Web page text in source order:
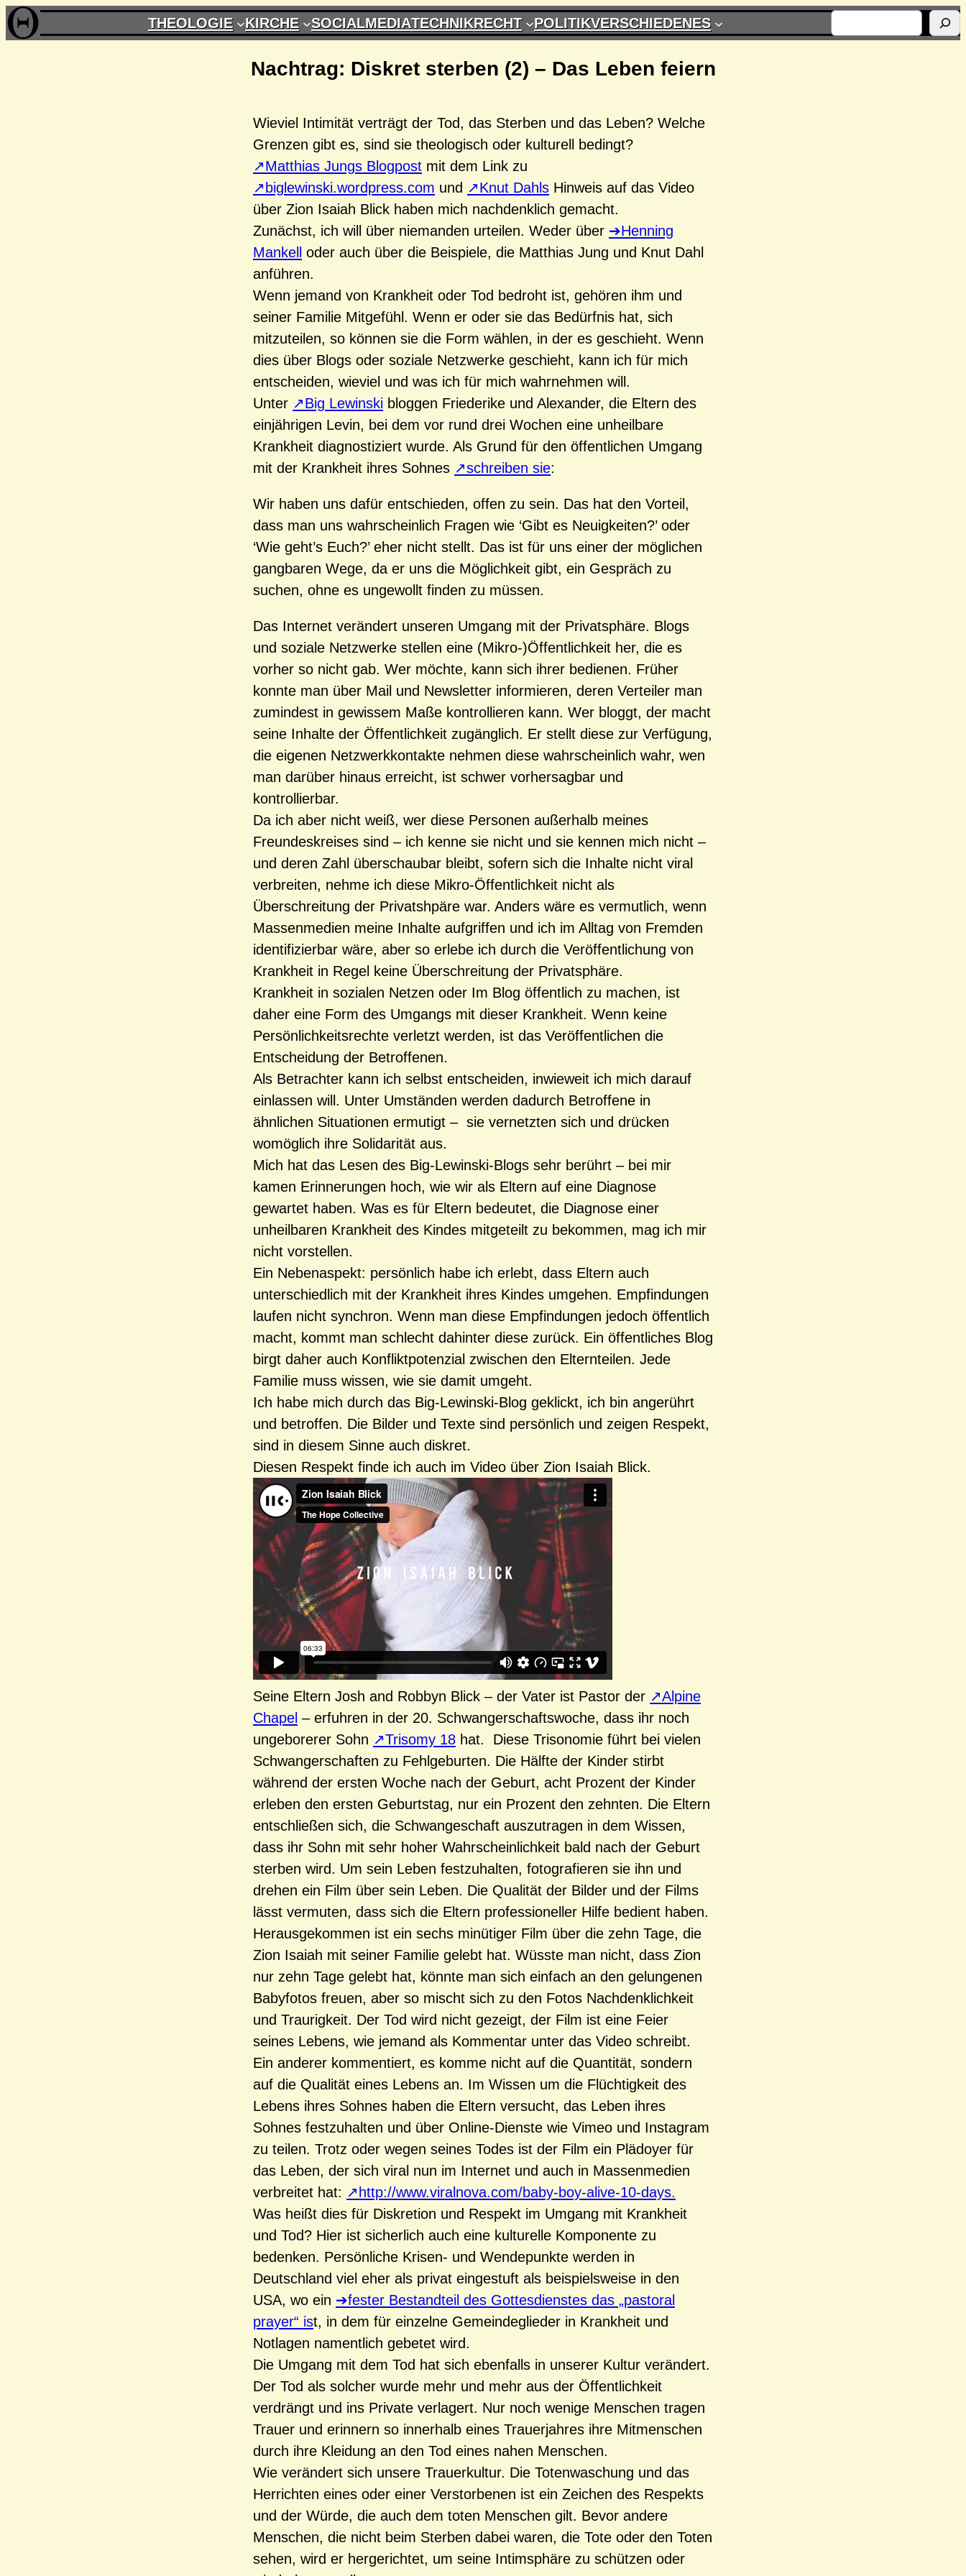
Zum
Inhalt
THEOLOGIE KIRCHE SOCIALMEDIATECHNIKRECHT POLITIKVERSCHIEDENES
Nachtrag: Diskret sterben (2) – Das Leben feiern
Wieviel Intimität verträgt der Tod, das Sterben und das Leben? Welche
Grenzen gibt es, sind sie theologisch oder kulturell bedingt?
Matthias Jungs Blogpost mit dem Link zu
biglewinski.wordpress.com und Knut Dahls Hinweis auf das Video
über Zion Isaiah Blick haben mich nachdenklich gemacht.
Zunächst, ich will über niemanden urteilen. Weder über
Henning
Mankell
oder auch über die Beispiele, die Matthias Jung und Knut Dahl
anführen.
Wenn jemand von Krankheit oder Tod bedroht ist, gehören ihm und
seiner Familie Mitgefühl. Wenn er oder sie das Bedürfnis hat, sich
mitzuteilen, so können sie die Form wählen, in der es geschieht. Wenn
dies über Blogs oder soziale Netzwerke geschieht, kann ich für mich
entscheiden, wieviel und was ich für mich wahrnehmen will.
Unter
Big Lewinski bloggen Friederike und Alexander, die Eltern des
einjährigen Levin, bei dem vor rund drei Wochen eine unheilbare
Krankheit diagnostiziert wurde. Als Grund für den öffentlichen Umgang
mit der Krankheit ihres Sohnes
schreiben sie:
Wir haben uns dafür entschieden, offen zu sein. Das hat den Vorteil,
dass man uns wahrscheinlich Fragen wie ‘Gibt es Neuigkeiten?’ oder
‘Wie geht’s Euch?’ eher nicht stellt. Das ist für uns einer der möglichen
gangbaren Wege, da er uns die Möglichkeit gibt, ein Gespräch zu
suchen, ohne es ungewollt finden zu müssen.
Das Internet verändert unseren Umgang mit der Privatsphäre. Blogs
und soziale Netzwerke stellen eine (Mikro-)Öffentlichkeit her, die es
vorher so nicht gab. Wer möchte, kann sich ihrer bedienen. Früher
konnte man über Mail und Newsletter informieren, deren Verteiler man
zumindest in gewissem Maße kontrollieren kann. Wer bloggt, der macht
seine Inhalte der Öffentlichkeit zugänglich. Er stellt diese zur Verfügung,
die eigenen Netzwerkkontakte nehmen diese wahrscheinlich wahr, wen
man darüber hinaus erreicht, ist schwer vorhersagbar und
kontrollierbar.
Da ich aber nicht weiß, wer diese Personen außerhalb meines
Freundeskreises sind – ich kenne sie nicht und sie kennen mich nicht –
und deren Zahl überschaubar bleibt, sofern sich die Inhalte nicht viral
verbreiten, nehme ich diese Mikro-Öffentlichkeit nicht als
Überschreitung der Privatshpäre war. Anders wäre es vermutlich, wenn
Massenmedien meine Inhalte aufgriffen und ich im Alltag von Fremden
identifizierbar wäre, aber so erlebe ich durch die Veröffentlichung von
Krankheit in Regel keine Überschreitung der Privatsphäre.
Krankheit in sozialen Netzen oder Im Blog öffentlich zu machen, ist
daher eine Form des Umgangs mit dieser Krankheit. Wenn keine
Persönlichkeitsrechte verletzt werden, ist das Veröffentlichen die
Entscheidung der Betroffenen.
Als Betrachter kann ich selbst entscheiden, inwieweit ich mich darauf
einlassen will. Unter Umständen werden dadurch Betroffene in
ähnlichen Situationen ermutigt – sie vernetzten sich und drücken
womöglich ihre Solidarität aus.
Mich hat das Lesen des Big-Lewinski-Blogs sehr berührt – bei mir
kamen Erinnerungen hoch, wie wir als Eltern auf eine Diagnose
gewartet haben. Was es für Eltern bedeutet, die Diagnose einer
unheilbaren Krankheit des Kindes mitgeteilt zu bekommen, mag ich mir
nicht vorstellen.
Ein Nebenaspekt: persönlich habe ich erlebt, dass Eltern auch
unterschiedlich mit der Krankheit ihres Kindes umgehen. Empfindungen
laufen nicht synchron. Wenn man diese Empfindungen jedoch öffentlich
macht, kommt man schlecht dahinter diese zurück. Ein öffentliches Blog
birgt daher auch Konfliktpotenzial zwischen den Elternteilen. Jede
Familie muss wissen, wie sie damit umgeht.
Ich habe mich durch das Big-Lewinski-Blog geklickt, ich bin angerührt
und betroffen. Die Bilder und Texte sind persönlich und zeigen Respekt,
sind in diesem Sinne auch diskret.
Diesen Respekt finde ich auch im Video über Zion Isaiah Blick.
Seine Eltern Josh and Robbyn Blick – der Vater ist Pastor der
Alpine
Chapel – erfuhren in der 20. Schwangerschaftswoche, dass ihr noch
ungeborerer Sohn
Trisomy 18 hat. Diese Trisonomie führt bei vielen
Schwangerschaften zu Fehlgeburten. Die Hälfte der Kinder stirbt
während der ersten Woche nach der Geburt, acht Prozent der Kinder
erleben den ersten Geburtstag, nur ein Prozent den zehnten. Die Eltern
entschließen sich, die Schwangeschaft auszutragen in dem Wissen,
dass ihr Sohn mit sehr hoher Wahrscheinlichkeit bald nach der Geburt
sterben wird. Um sein Leben festzuhalten, fotografieren sie ihn und
drehen ein Film über sein Leben. Die Qualität der Bilder und der Films
lässt vermuten, dass sich die Eltern professioneller Hilfe bedient haben.
Herausgekommen ist ein sechs minütiger Film über die zehn Tage, die
Zion Isaiah mit seiner Familie gelebt hat. Wüsste man nicht, dass Zion
nur zehn Tage gelebt hat, könnte man sich einfach an den gelungenen
Babyfotos freuen, aber so mischt sich zu den Fotos Nachdenklichkeit
und Traurigkeit. Der Tod wird nicht gezeigt, der Film ist eine Feier
seines Lebens, wie jemand als Kommentar unter das Video schreibt.
Ein anderer kommentiert, es komme nicht auf die Quantität, sondern
auf die Qualität eines Lebens an. Im Wissen um die Flüchtigkeit des
Lebens ihres Sohnes haben die Eltern versucht, das Leben ihres
Sohnes festzuhalten und über Online-Dienste wie Vimeo und Instagram
zu teilen. Trotz oder wegen seines Todes ist der Film ein Plädoyer für
das Leben, der sich viral nun im Internet und auch in Massenmedien
verbreitet hat:
http://www.viralnova.com/baby-boy-alive-10-days.
Was heißt dies für Diskretion und Respekt im Umgang mit Krankheit
und Tod? Hier ist sicherlich auch eine kulturelle Komponente zu
bedenken. Persönliche Krisen- und Wendepunkte werden in
Deutschland viel eher als privat eingestuft als beispielsweise in den
USA, wo ein
fester Bestandteil des Gottesdienstes das „pastoral
prayer“ ist, in dem für einzelne Gemeindeglieder in Krankheit und
Notlagen namentlich gebetet wird.
Die Umgang mit dem Tod hat sich ebenfalls in unserer Kultur verändert.
Der Tod als solcher wurde mehr und mehr aus der Öffentlichkeit
verdrängt und ins Private verlagert. Nur noch wenige Menschen tragen
Trauer und erinnern so innerhalb eines Trauerjahres ihre Mitmenschen
durch ihre Kleidung an den Tod eines nahen Menschen.
Wie verändert sich unsere Trauerkultur. Die Totenwaschung und das
Herrichten eines oder einer Verstorbenen ist ein Zeichen des Respekts
und der Würde, die auch dem toten Menschen gilt. Bevor andere
Menschen, die nicht beim Sterben dabei waren, die Tote oder den Toten
sehen, wird er hergerichtet, um seine Intimsphäre zu schützen oder